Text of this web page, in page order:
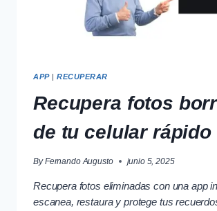
APP|RECUPERAR
Recupera fotos
de tu celular rápido
By Fernando Augusto junio 5, 2025
Recupera fotos eliminadas con una app
escanea, restaura y protege tus